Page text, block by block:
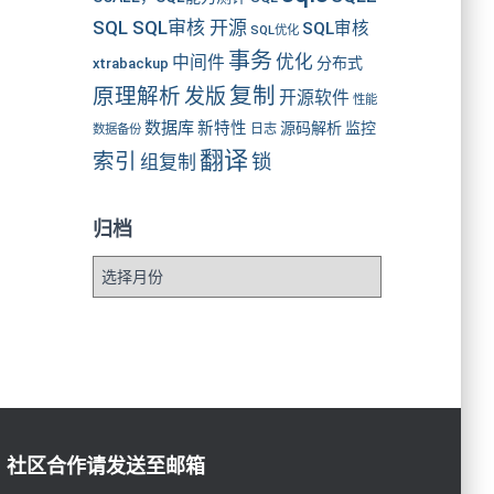
SQL SQL审核 开源 SQL优化 SQL审核
xtrabackup 中间件 事务 优化 分布式
原理解析发版 复制 开源软件 性能
数据备份 数据库 新特性 日志 源码解析 监控
索引 组复制 翻译锁
归档
社区合作请发送至邮箱